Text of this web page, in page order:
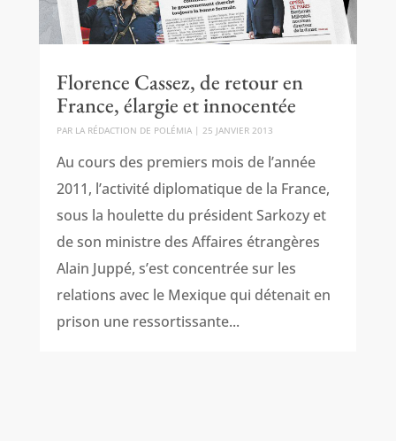
Florence Cassez, de retour en
France, élargie et innocentée
PAR LA RÉDACTION DE POLÉMIA| 25 JANVIER 2013
Au cours des premiers mois de l’année
2011, l’activité diplomatique de la France,
sous la houlette du président Sarkozy et
de son ministre des Affaires étrangères
Alain Juppé, s’est concentrée sur les
relations avec le Mexique qui détenait en
prison une ressortissante...